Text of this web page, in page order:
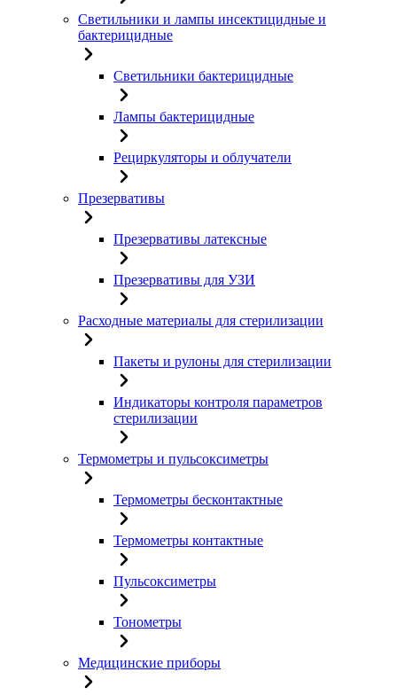
Светильники и лампы инсектицидные и
бактерицидные
Светильники бактерицидные
Лампы бактерицидные
Рециркуляторы и облучатели
Презервативы
Презервативы латексные
Презервативы для УЗИ
Расходные материалы для стерилизации
Пакеты и рулоны для стерилизации
Индикаторы контроля параметров
стерилизации
Термометры и пульсоксиметры
Термометры бесконтактные
Термометры контактные
Пульсоксиметры
Тонометры
Медицинские приборы